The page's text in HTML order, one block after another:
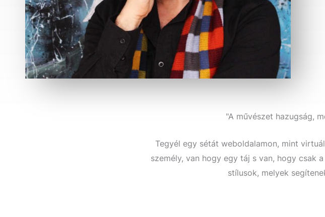
"A művészet hazugság,
Tegyél egy sétát weboldalamon, mint
személy, van hogy egy táj s van, hogy csak
stílusok, melyek